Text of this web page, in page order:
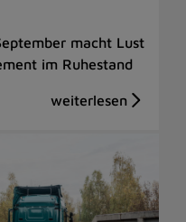
macht Lust
im Ruhestand